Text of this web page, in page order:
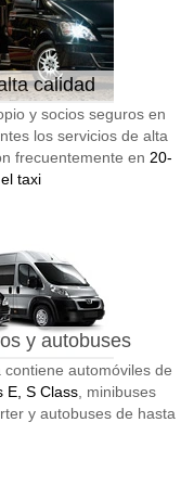
calidad
y socios seguros en
los servicios de alta
frecuentemente en 20-
taxi
y autobuses
automóviles de
E, S Class , minibuses
y autobuses de hasta